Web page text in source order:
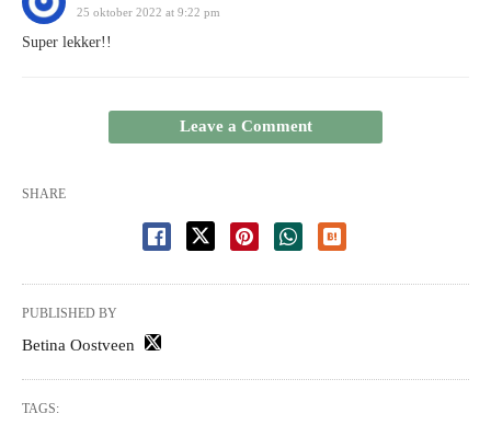
25 oktober 2022 at 9:22 pm
Super lekker!!
Leave a Comment
SHARE
PUBLISHED BY
Betina Oostveen
TAGS: